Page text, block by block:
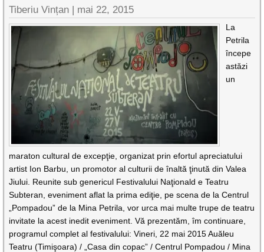
Tiberiu Vințan | mai 22, 2015
La
Petrila
începe
astăzi
un
maraton cultural de excepţie, organizat prin efortul apreciatului
artist Ion Barbu, un promotor al culturii de înaltă ţinută din Valea
Jiului. Reunite sub genericul Festivalului Naţionald e Teatru
Subteran, eveniment aflat la prima ediţie, pe scena de la Centrul
„Pompadou” de la Mina Petrila, vor urca mai multe trupe de teatru
invitate la acest inedit eveniment. Vă prezentăm, îm continuare,
programul complet al festivalului: Vineri, 22 mai 2015 Auăleu
Teatru (Timişoara) / „Casa din copac” / Centrul Pompadou / Mina